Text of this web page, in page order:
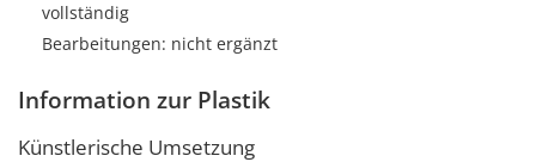
vollständig
Bearbeitungen: nicht ergänzt
Information zur Plastik
Künstlerische Umsetzung